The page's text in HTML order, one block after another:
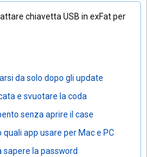
chiavetta USB in exFat per
da solo dopo gli update
e svuotare la coda
senza aprire il case
app usare per Mac e PC
sapere la password